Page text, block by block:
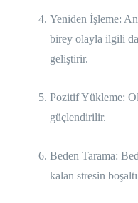
Yeniden İşleme:
birey olayla ilgili
geliştirir.
Pozitif Yükleme:
güçlendirilir.
Beden Tarama:
kalan stresin